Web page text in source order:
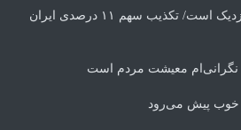
عراقچی: توافق با عمان نزدیک است/ تکذیب سهم ۱۱ درصدی ایران
نگرانی‌ام معیشت مردم است
خوب پیش می‌رود